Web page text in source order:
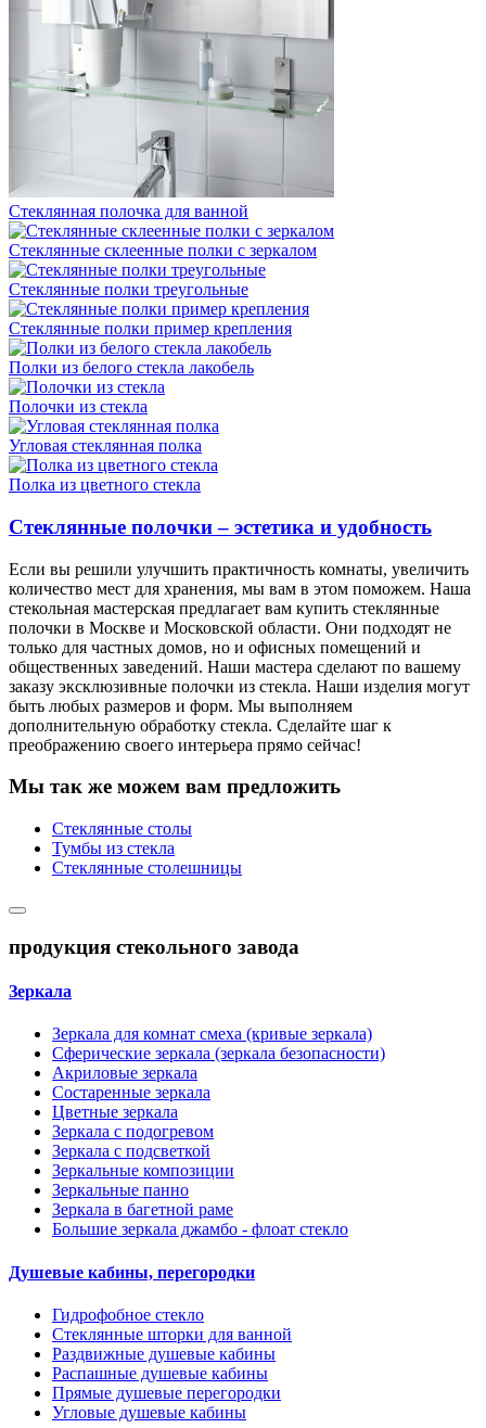
Стеклянная полочка для ванной
Стеклянные склеенные полки с зеркалом
Стеклянные полки треугольные
Стеклянные полки пример крепления
Полки из белого стекла лакобель
Полочки из стекла
Угловая стеклянная полка
Полка из цветного стекла
Стеклянные полочки – эстетика и удобность
Если вы решили улучшить практичность комнаты, увеличить
количество мест для хранения, мы вам в этом поможем. Наша
стекольная мастерская предлагает вам купить стеклянные
полочки в Москве и Московской области. Они подходят не
только для частных домов, но и офисных помещений и
общественных заведений. Наши мастера сделают по вашему
заказу эксклюзивные полочки из стекла. Наши изделия могут
быть любых размеров и форм. Мы выполняем
дополнительную обработку стекла. Сделайте шаг к
преображению своего интерьера прямо сейчас!
Мы так же можем вам предложить
Стеклянные столы
Тумбы из стекла
Стеклянные столешницы
продукция стекольного завода
Зеркала
Зеркала для комнат смеха (кривые зеркала)
Сферические зеркала (зеркала безопасности)
Акриловые зеркала
Состаренные зеркала
Цветные зеркала
Зеркала с подогревом
Зеркала с подсветкой
Зеркальные композиции
Зеркальные панно
Зеркала в багетной раме
Большие зеркала джамбо - флоат стекло
Душевые кабины, перегородки
Гидрофобное стекло
Стеклянные шторки для ванной
Раздвижные душевые кабины
Распашные душевые кабины
Прямые душевые перегородки
Угловые душевые кабины